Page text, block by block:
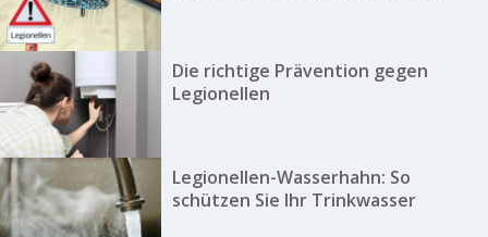
Die richtige Prävention gegen
Legionellen
Legionellen-Wasserhahn: So
schützen Sie Ihr Trinkwasser